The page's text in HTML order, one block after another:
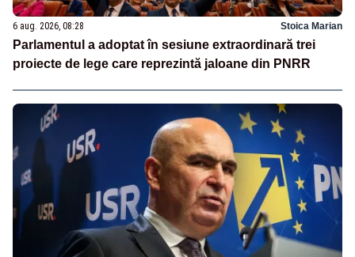
6 aug. 2026, 08:28 Stoica Marian
Parlamentul a adoptat în sesiune extraordinară trei
proiecte de lege care reprezintă jaloane din PNRR